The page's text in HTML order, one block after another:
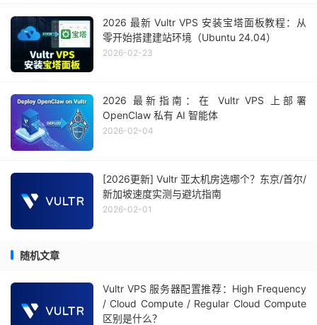
2026 最新 Vultr VPS 安装宝塔面板教程：从
零开始搭建建站环境（Ubuntu 24.04）
2026-02-23
2026 最新指南：在 Vultr VPS 上部署
OpenClaw 私有 AI 智能体
2026-02-04
[2026更新] Vultr 亚太机房选哪个？东京/首尔/
新加坡速度实测与避坑指南
2026-02-01
随机文章
Vultr VPS 服务器配置推荐：High Frequency
/ Cloud Compute / Regular Cloud Compute
区别是什么？